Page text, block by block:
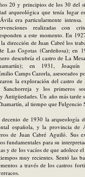
20 y principios de los 30 del
arqueológica que tenía lugar
era particularmente intensa.
realizadas con
a este momento. En
dirección de Juan Cabré los
Las Cogotas (Cardeñosa); en
descubría el castro de La
en 1931, Joaquín
Camps Cazorla, asesorados
la exploración del castro de
Sanchorreja y los primeros
Antigüedades. Un año más tarde
al tiempo que Fulgencio
decenio de 1930 la arqueología
española, y la provincia
de Juan Cabré Aguiló. Sus
fundamentales para su
y de los vacíos de que adolece
muy recientes. Sentó las
a través de los castros